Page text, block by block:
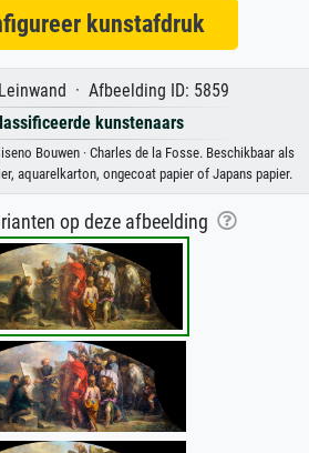
kunstafdruk
· Afbeelding ID: 5859
kunstenaars
Bouwen · Charles de la Fosse. Beschikbaar als
aquarelkarton, ongecoat papier of Japans papier.
op deze afbeelding